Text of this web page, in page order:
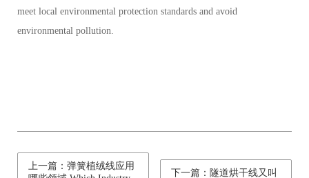
meet local environmental protection standards and avoid
environmental pollution.
上一篇：弹簧植绒线应用
下一篇：隧道烘干线又叫